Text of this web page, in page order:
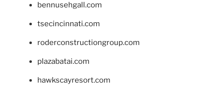
bennusehgall.com
tsecincinnati.com
roderconstructiongroup.com
plazabatai.com
hawkscayresort.com